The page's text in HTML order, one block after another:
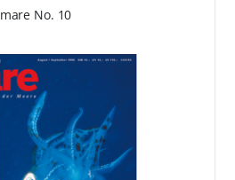
mare No. 10